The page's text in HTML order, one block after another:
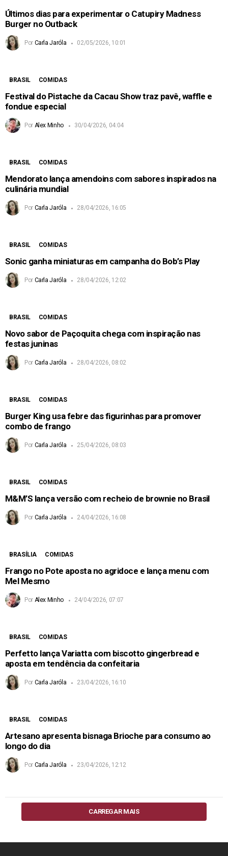
Últimos dias para experimentar o Catupiry Madness
Burger no Outback
Por Carla Jaróla 02/05/2026, 10:01
BRASIL COMIDAS
Festival do Pistache da Cacau Show traz pavê, waffle e
fondue especial
Por Alex Minho 30/04/2026, 04:04
BRASIL COMIDAS
Mendorato lança amendoins com sabores inspirados na
culinária mundial
Por Carla Jaróla 28/04/2026, 16:05
BRASIL COMIDAS
Sonic ganha miniaturas em campanha do Bob’s Play
Por Carla Jaróla 28/04/2026, 12:02
BRASIL COMIDAS
Novo sabor de Paçoquita chega com inspiração nas
festas juninas
Por Carla Jaróla 28/04/2026, 08:02
BRASIL COMIDAS
Burger King usa febre das figurinhas para promover
combo de frango
Por Carla Jaróla 25/04/2026, 08:03
BRASIL COMIDAS
M&M’S lança versão com recheio de brownie no Brasil
Por Carla Jaróla 24/04/2026, 16:08
BRASÍLIA COMIDAS
Frango no Pote aposta no agridoce e lança menu com
Mel Mesmo
Por Alex Minho 24/04/2026, 07:07
BRASIL COMIDAS
Perfetto lança Variatta com biscotto gingerbread e
aposta em tendência da confeitaria
Por Carla Jaróla 23/04/2026, 16:10
BRASIL COMIDAS
Artesano apresenta bisnaga Brioche para consumo ao
longo do dia
Por Carla Jaróla 23/04/2026, 12:12
CARREGAR MAIS